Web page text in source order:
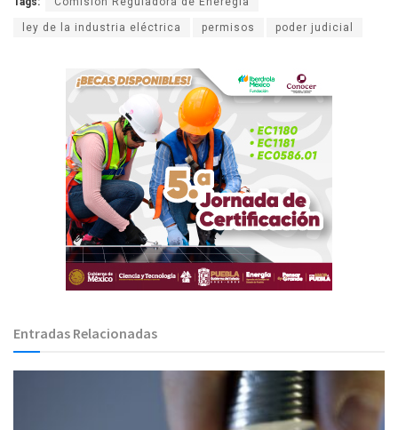
ley de la industria eléctrica permisos poder judicial
Entradas Relacionadas